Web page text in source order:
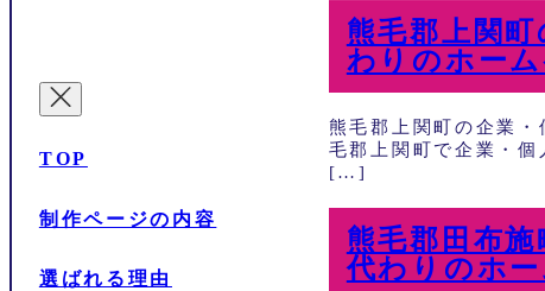
TOP
制作ページの内容
選ばれる理由
熊毛郡上関
わりのホー
熊毛郡上関町の企業
毛郡上関町で企業・
[…]
熊毛郡田布
代わりのホ